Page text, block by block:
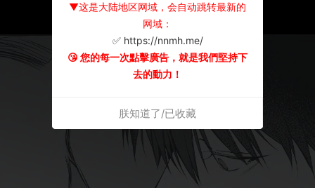
▼这是大陆地区网域，会自动跳转最新的
网域：
✅ https://nnmh.me/
😘 您的每一次點擊廣告，就是我們堅持下
去的動力！
朕知道了/已收藏